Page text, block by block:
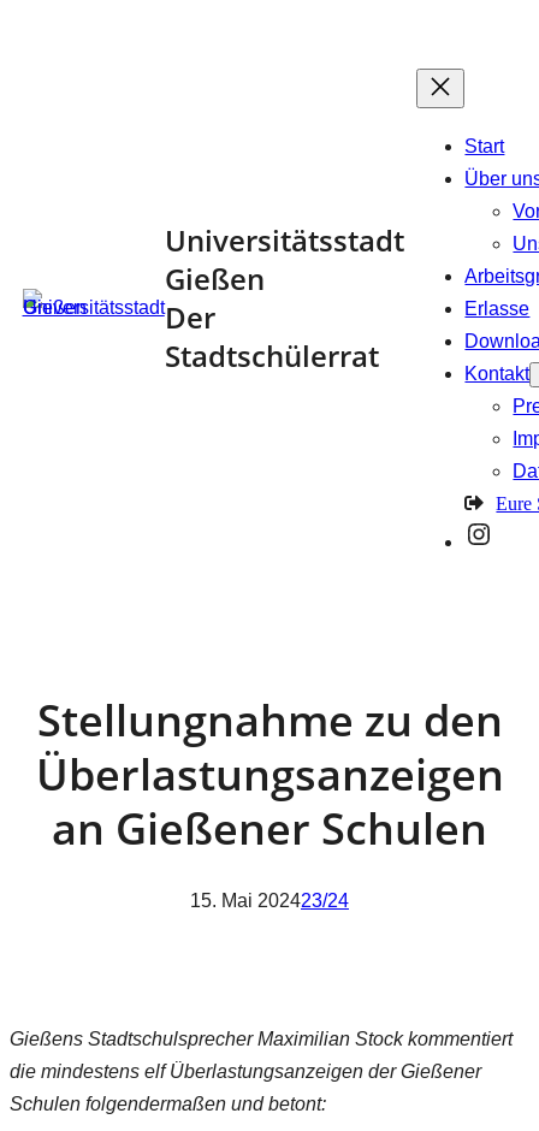
Universitätsstadt
Gießen
Der
Stadtschülerrat
Start
Über
Erlasse
Kontakt
Eure
Stellungnahme zu den
Überlastungsanzeigen
an Gießener Schulen
15. Mai 202423/24
Gießens Stadtschulsprecher Maximilian Stock kommentiert
die mindestens elf Überlastungsanzeigen der Gießener
Schulen folgendermaßen und betont: